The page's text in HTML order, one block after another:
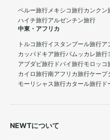
ペルー旅行メキシコ旅行カンクン
ハイチ旅行アルゼンチン旅行
中東・アフリカ
トルコ旅行イスタンブール旅行ア
カッパドキア旅行パムッカレ旅行
アブダビ旅行 ドバイ旅行モロッコ
カイロ旅行南アフリカ旅行ケープ
モーリシャス旅行カタール旅行
NEWTについて